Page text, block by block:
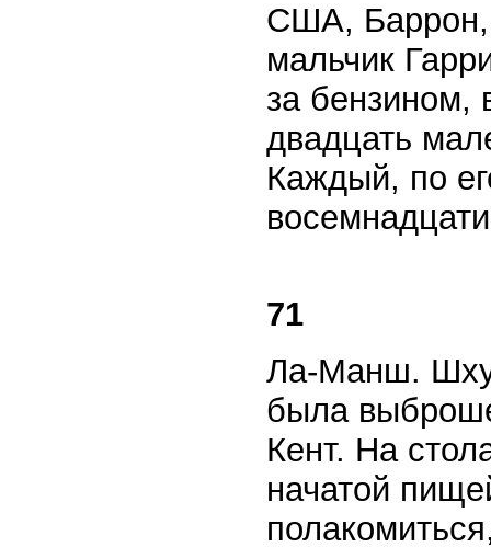
США, Баррон,
мальчик
за бензином,
двадцать
Каждый, по
71
Ла-Манш.
была
Кент. На
начатой